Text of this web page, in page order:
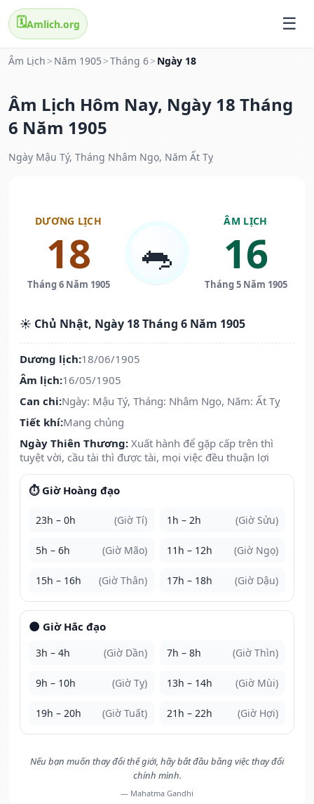
🗓️Amlich.org
Âm Lịch > Năm 1905 >Tháng 6> Ngày 18
Âm Lịch Hôm Nay, Ngày 18 Tháng
6 Năm 1905
Ngày Mậu Tý, Tháng Nhâm Ngọ, Năm Ất Tỵ
DƯƠNG LỊCH
18
Tháng 6 Năm 1905
🐀
ÂM LỊCH
16
Tháng 5 Năm 1905
☀️ Chủ Nhật, Ngày 18 Tháng 6 Năm 1905
Dương lịch:18/06/1905
Âm lịch:16/05/1905
Can chi:Ngày: Mậu Tý, Tháng: Nhâm Ngọ, Năm: Ất Tỵ
Tiết khí:Mang chủng
Ngày Thiên Thương: Xuất hành để gặp cấp trên thì
tuyệt vời, cầu tài thì được tài, mọi việc đều thuận lợi
⏱️ Giờ Hoàng đạo
23h – 0h (Giờ Tí) 1h – 2h (Giờ Sửu)
5h – 6h (Giờ Mão) 11h – 12h (Giờ Ngọ)
15h – 16h (Giờ Thân) 17h – 18h (Giờ Dậu)
🌑 Giờ Hắc đạo
3h – 4h (Giờ Dần) 7h – 8h (Giờ Thìn)
9h – 10h (Giờ Tỵ) 13h – 14h (Giờ Mùi)
19h – 20h (Giờ Tuất) 21h – 22h (Giờ Hợi)
Nếu bạn muốn thay đổi thế giới, hãy bắt đầu bằng việc thay đổi
chính mình.
— Mahatma Gandhi